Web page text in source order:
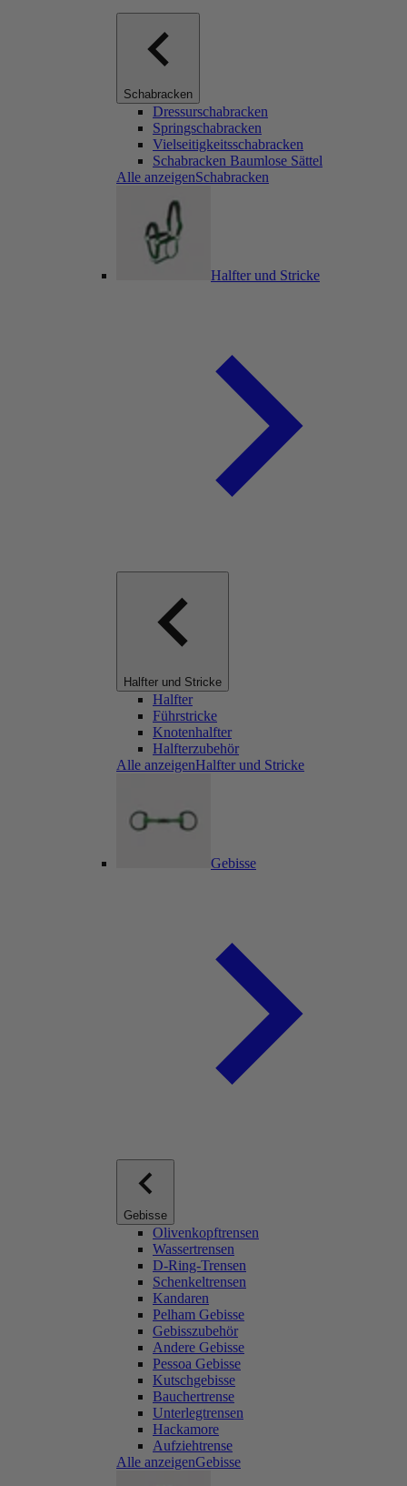
Schabracken
Dressurschabracken
Springschabracken
Vielseitigkeitsschabracken
Schabracken Baumlose Sättel
Alle anzeigenSchabracken
Halfter und Stricke
Halfter und Stricke
Halfter
Führstricke
Knotenhalfter
Halfterzubehör
Alle anzeigenHalfter und Stricke
Gebisse
Gebisse
Olivenkopftrensen
Wassertrensen
D-Ring-Trensen
Schenkeltrensen
Kandaren
Pelham Gebisse
Gebisszubehör
Andere Gebisse
Pessoa Gebisse
Kutschgebisse
Bauchertrense
Unterlegtrensen
Hackamore
Aufziehtrense
Alle anzeigenGebisse